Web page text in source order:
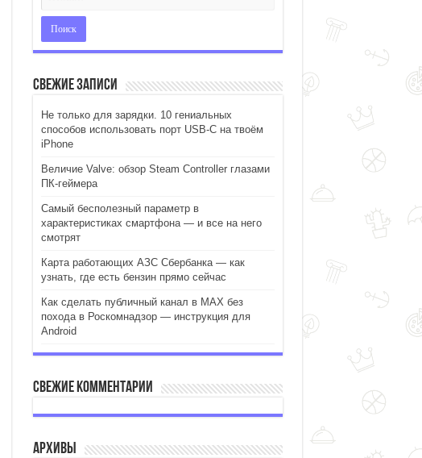
Свежие записи
Не только для зарядки. 10 гениальных
способов использовать порт USB-C на твоём
iPhone
Величие Valve: обзор Steam Controller глазами
ПК-геймера
Самый бесполезный параметр в
характеристиках смартфона — и все на него
смотрят
Карта работающих АЗС Сбербанка — как
узнать, где есть бензин прямо сейчас
Как сделать публичный канал в MAX без
похода в Роскомнадзор — инструкция для
Android
Свежие комментарии
Архивы